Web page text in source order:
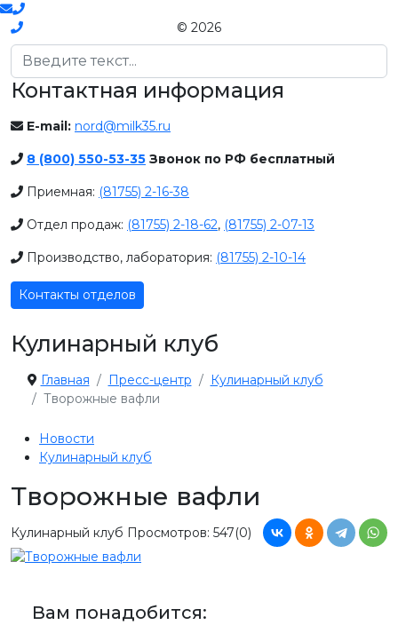
© 2026
Поиск
Контактная информация
E-mail: nord@milk35.ru
8 (800) 550-53-35 Звонок по РФ бесплатный
Приемная: (81755) 2-16-38
Отдел продаж: (81755) 2-18-62, (81755) 2-07-13
Производство, лаборатория: (81755) 2-10-14
Контакты отделов
Кулинарный клуб
Главная Пресс-центр
Кулинарный клуб
Творожные вафли
Новости
Кулинарный клуб
Творожные вафли
Кулинарный клуб Просмотров: 547(0)
Вам понадобится: